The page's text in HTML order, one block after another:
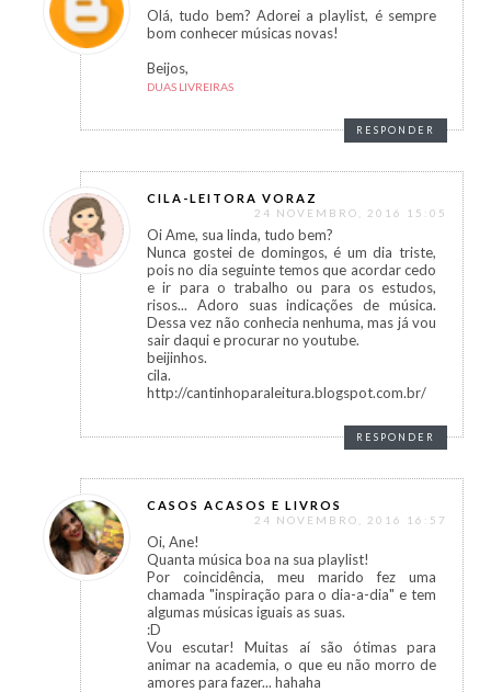
Olá, tudo bem? Adorei a playlist, é sempre
bom conhecer músicas novas!
Beijos,
DUAS LIVREIRAS
RESPONDER
CILA-LEITORA VORAZ
24 NOVEMBRO, 2016 15:05
Oi Ame, sua linda, tudo bem?
Nunca gostei de domingos, é um dia triste,
pois no dia seguinte temos que acordar cedo
e ir para o trabalho ou para os estudos,
risos... Adoro suas indicações de música.
Dessa vez não conhecia nenhuma, mas já vou
sair daqui e procurar no youtube.
beijinhos.
cila.
http://cantinhoparaleitura.blogspot.com.br/
RESPONDER
CASOS ACASOS E LIVROS
24 NOVEMBRO, 2016 16:57
Oi, Ane!
Quanta música boa na sua playlist!
Por coincidência, meu marido fez uma
chamada "inspiração para o dia-a-dia" e tem
algumas músicas iguais as suas.
:D
Vou escutar! Muitas aí são ótimas para
animar na academia, o que eu não morro de
amores para fazer... hahaha